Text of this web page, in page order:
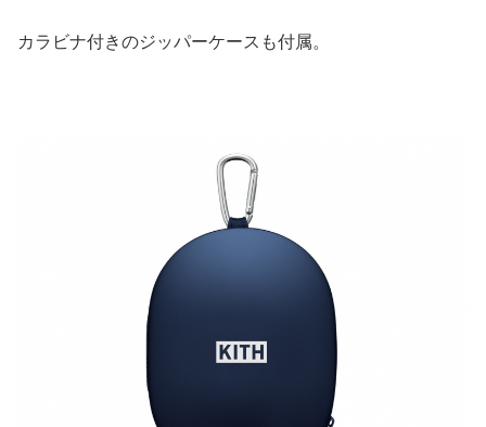
カラビナ付きのジッパーケースも付属。